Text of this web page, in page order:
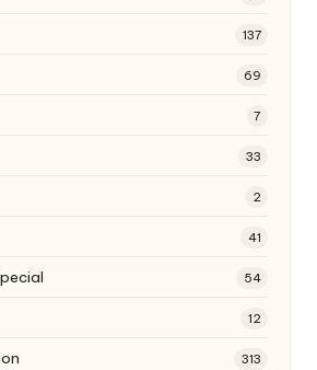
137
69
7
33
2
41
54
12
313